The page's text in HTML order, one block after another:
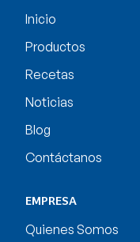
Inicio
Productos
Recetas
Noticias
Blog
Contáctanos
EMPRESA
Quienes Somos